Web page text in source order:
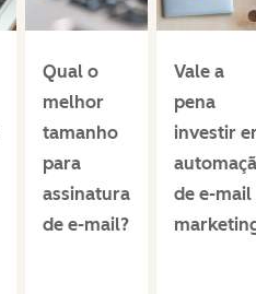
Qual o
melhor
tamanho
para
assinatura
de e-mail?
Vale a
pena
investir
de e-mail